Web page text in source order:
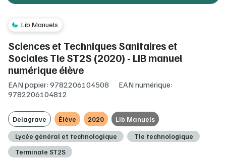
Lib Manuels
Sciences et Techniques Sanitaires et
Sociales Tle ST2S (2020) - LIB manuel
numérique élève
EAN papier: 9782206104508
EAN numérique:
9782206104812
Delagrave Élève 2020 Lib Manuels
Lycée général et technologique
Tle technologique
Terminale ST2S